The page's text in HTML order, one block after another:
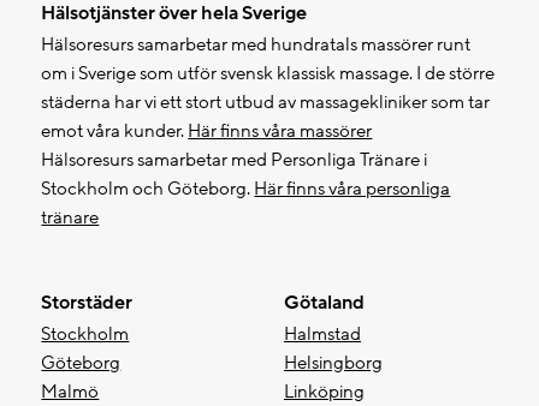
Hälsotjänster över hela Sverige
Hälsoresurs samarbetar med hundratals massörer runt
om i Sverige som utför svensk klassisk massage. I de större
städerna har vi ett stort utbud av massagekliniker som tar
emot våra kunder. Här finns våra massörer
Hälsoresurs samarbetar med Personliga Tränare i
Stockholm och Göteborg. Här finns våra personliga
tränare
Storstäder
Stockholm
Göteborg
Malmö
Götaland
Halmstad
Helsingborg
Linköping